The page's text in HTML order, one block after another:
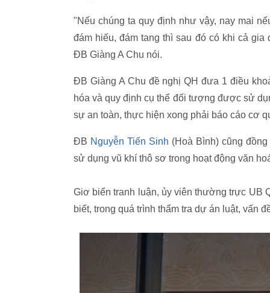
"Nếu chúng ta quy định như vậy, nay mai
đám hiếu, đám tang thì sau đó có khi cả
ĐB Giàng A Chu nói.
ĐB Giàng A Chu đề nghị QH đưa 1 điều
hóa và quy định cụ thể đối tượng được sử
sự an toàn, thực hiện xong phải báo cáo cơ
ĐB Nguyễn Tiến Sinh (Hoà Bình) cũng
sử dụng vũ khí thô sơ trong hoạt động văn
Giơ biển tranh luận, ủy viên thường trực UB
biết, trong quá trình thẩm tra dự án luật, vấn